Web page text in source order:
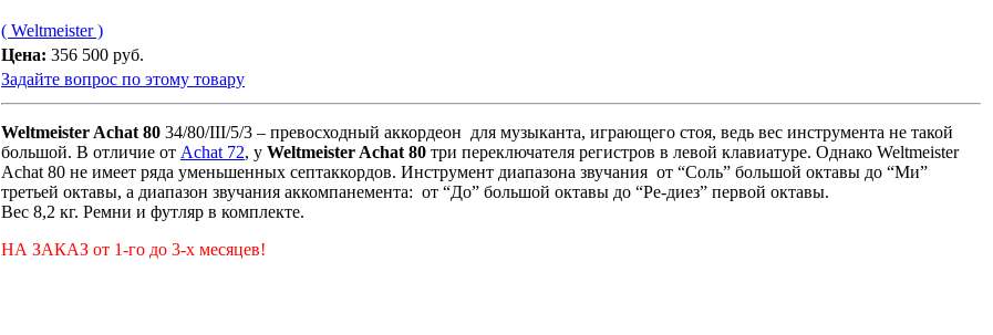
( Weltmeister )
Цена: 356 500 руб.
Задайте вопрос по этому товару
Weltmeister Achat 80 34/80/III/5/3 – превосходный аккордеон для музыканта, играющего стоя, ведь вес инструмента не такой
большой. В отличие от Achat 72, у Weltmeister Achat 80 три переключателя регистров в левой клавиатуре. Однако Weltmeister
Achat 80 не имеет ряда уменьшенных септаккордов. Инструмент диапазона звучания от “Соль” большой октавы до “Ми”
третьей октавы, а диапазон звучания аккомпанемента: от “До” большой октавы до “Ре-диез” первой октавы.
Вес 8,2 кг. Ремни и футляр в комплекте.
НА ЗАКАЗ от 1-го до 3-х месяцев!